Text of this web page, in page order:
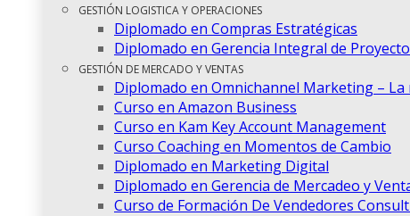
GESTIÓN LOGISTICA Y OPERACIONES
Diplomado en Compras Estratégicas
Diplomado en Gerencia Integral de
GESTIÓN DE MERCADO Y VENTAS
Diplomado en Omnichannel Marketing – La
Curso en Amazon Business
Curso en Kam Key Account Management
Curso Coaching en Momentos de Cambio
Diplomado en Marketing Digital
Diplomado en Gerencia de Mercadeo y
Curso de Formación De Vendedores